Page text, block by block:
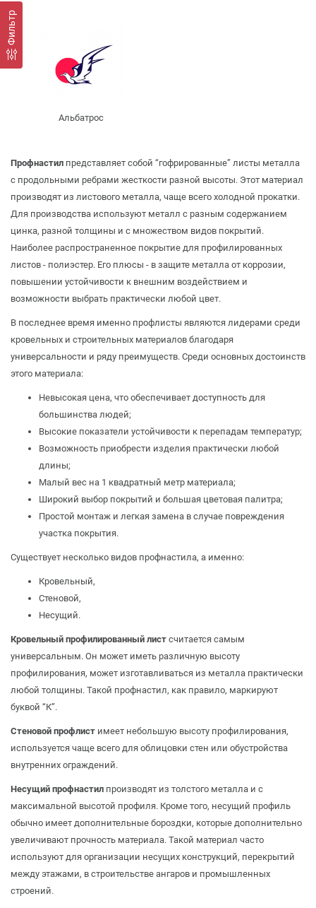
Фильтр
Альбатрос
Профнастил представляет собой “гофрированные” листы металла
с продольными ребрами жесткости разной высоты. Этот материал
производят из листового металла, чаще всего холодной прокатки.
Для производства используют металл с разным содержанием
цинка, разной толщины и с множеством видов покрытий.
Наиболее распространенное покрытие для профилированных
листов - полиэстер. Его плюсы - в защите металла от коррозии,
повышении устойчивости к внешним воздействием и
возможности выбрать практически любой цвет.
В последнее время именно профлисты являются лидерами среди
кровельных и строительных материалов благодаря
универсальности и ряду преимуществ. Среди основных достоинств
этого материала:
Невысокая цена, что обеспечивает доступность для
большинства людей;
Высокие показатели устойчивости к перепадам температур;
Возможность приобрести изделия практически любой
длины;
Малый вес на 1 квадратный метр материала;
Широкий выбор покрытий и большая цветовая палитра;
Простой монтаж и легкая замена в случае повреждения
участка покрытия.
Существует несколько видов профнастила, а именно:
Кровельный,
Стеновой,
Несущий.
Кровельный профилированный лист считается самым
универсальным. Он может иметь различную высоту
профилирования, может изготавливаться из металла практически
любой толщины. Такой профнастил, как правило, маркируют
буквой “К”.
Стеновой профлист имеет небольшую высоту профилирования,
используется чаще всего для облицовки стен или обустройства
внутренних ограждений.
Несущий профнастил производят из толстого металла и с
максимальной высотой профиля. Кроме того, несущий профиль
обычно имеет дополнительные бороздки, которые дополнительно
увеличивают прочность материала. Такой материал часто
используют для организации несущих конструкций, перекрытий
между этажами, в строительстве ангаров и промышленных
строений.